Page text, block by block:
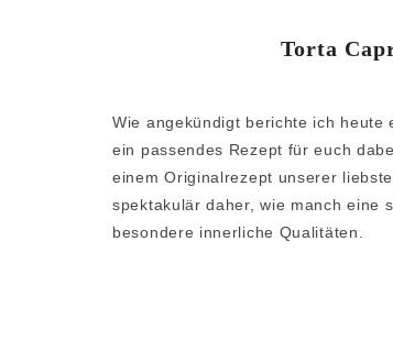
Torta
Wie angekündigt berichte ich heute
ein passendes Rezept für euch
einem Originalrezept unserer
spektakulär daher, wie manch eine
besondere innerliche Qualitäten.